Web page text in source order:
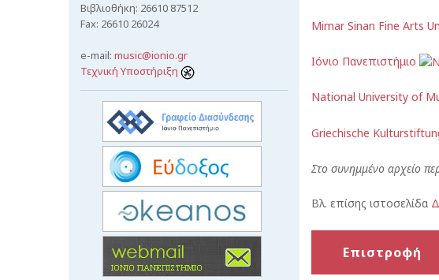
Mimar Sinan Fine Arts
Ιόνιο Πανεπιστήμιο
National University of
Griechische
Στο συνημμένο αρχείο
Βλ. επίσης ιστοσελίδα
Επιστροφή
Βιβλιοθήκη: 26610 87512
Fax: 26610 26024
e-mail: music@ionio.gr
Τεχνική Υποστήριξη